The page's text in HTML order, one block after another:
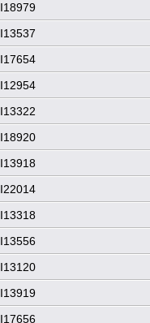
I18979
I13537
I17654
I12954
I13322
I18920
I13918
I22014
I13318
I13556
I13120
I13919
I17656